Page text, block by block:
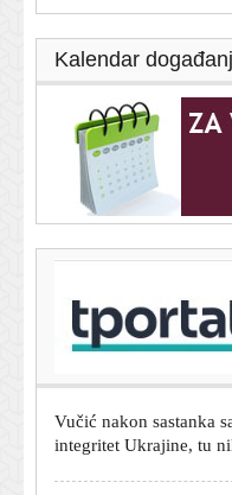
Kalendar
Zaboravite na tavu:
pripremiti savršena jaja
integritet Ukrajine, tu